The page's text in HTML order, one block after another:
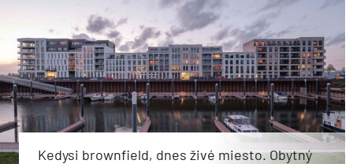
Kedysi brownfield, dnes živé miesto. Obytný